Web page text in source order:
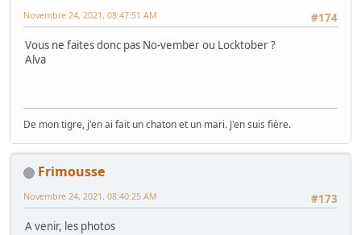
#174
Novembre 24, 2021, 08:47:51 AM
Vous ne faites donc pas No-vember ou Locktober ?
Alva
De mon tigre, j'en ai fait un chaton et un mari. J'en suis fière.
Frimousse
#173
Novembre 24, 2021, 08:40:25 AM
A venir, les photos